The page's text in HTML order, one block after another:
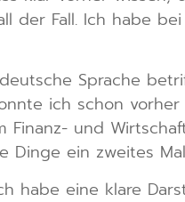
der Fall. Ich habe
Sprache
ich schon
und
ein zweites
habe eine klare